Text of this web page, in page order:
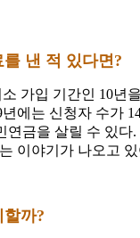
낸 적 있다면?
가입 기간인 10년
에는 신청자 수가
연금을 살릴 수 있
이야기가 나오고
까?